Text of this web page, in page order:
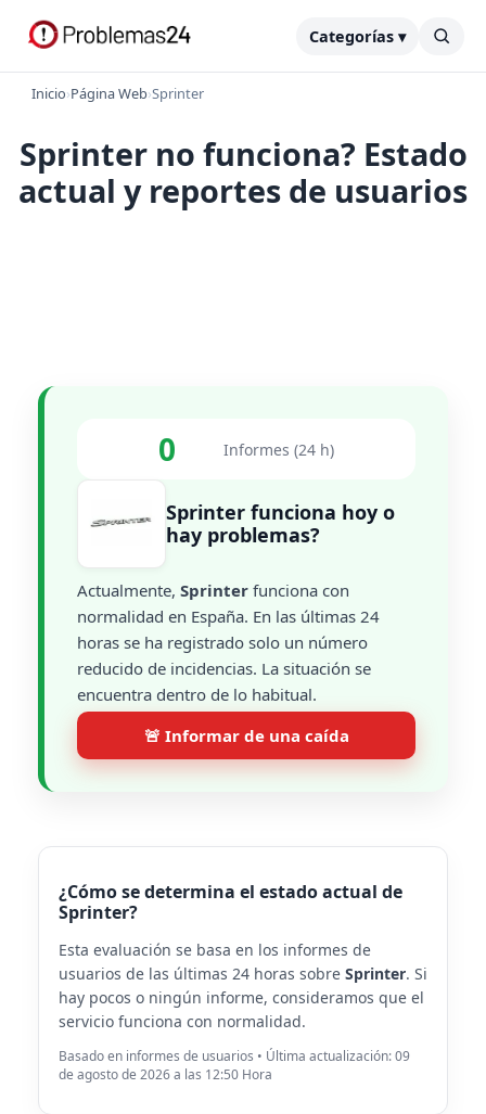
Categorías ▾
Inicio›Página Web›Sprinter
Sprinter no funciona? Estado
actual y reportes de usuarios
0 Informes (24 h)
Sprinter funciona hoy o
hay problemas?
Actualmente, Sprinter funciona con
normalidad en España. En las últimas 24
horas se ha registrado solo un número
reducido de incidencias. La situación se
encuentra dentro de lo habitual.
🚨 Informar de una caída
¿Cómo se determina el estado actual de
Sprinter?
Esta evaluación se basa en los informes de
usuarios de las últimas 24 horas sobre Sprinter. Si
hay pocos o ningún informe, consideramos que el
servicio funciona con normalidad.
Basado en informes de usuarios • Última actualización: 09
de agosto de 2026 a las 12:50 Hora